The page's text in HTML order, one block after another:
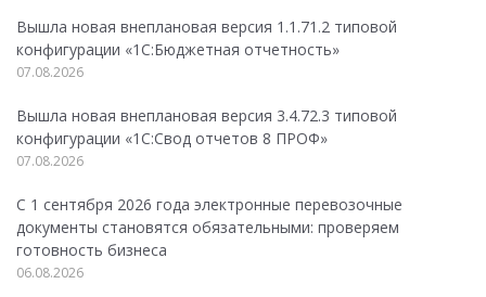
Вышла новая внеплановая версия 1.1.71.2 типовой
конфигурации «1C:Бюджетная отчетность»
07.08.2026
Вышла новая внеплановая версия 3.4.72.3 типовой
конфигурации «1C:Свод отчетов 8 ПРОФ»
07.08.2026
С 1 сентября 2026 года электронные перевозочные
документы становятся обязательными: проверяем
готовность бизнеса
06.08.2026